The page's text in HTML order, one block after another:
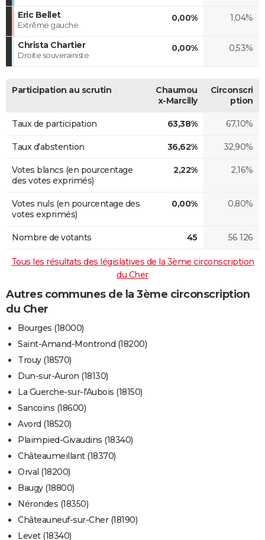
Eric Bellet
Extrême gauche
0,00% 1,04%
Christa Chartier
Droite souverainiste
0,00% 0,53%
Participation au scrutin
Chaumou
x-Marcilly
Circonscri
ption
Taux de participation 63,38% 67,10%
Taux d'abstention 36,62% 32,90%
Votes blancs (en pourcentage
des votes exprimés)
2,22% 2,16%
Votes nuls (en pourcentage des
votes exprimés)
0,00% 0,80%
Nombre de votants 45 56 126
Tous les résultats des législatives de la 3ème circonscription
du Cher
Autres communes de la 3ème circonscription
du Cher
Bourges (18000)
Saint-Amand-Montrond (18200)
Trouy (18570)
Dun-sur-Auron (18130)
La Guerche-sur-l'Aubois (18150)
Sancoins (18600)
Avord (18520)
Plaimpied-Givaudins (18340)
Châteaumeillant (18370)
Orval (18200)
Baugy (18800)
Nérondes (18350)
Châteauneuf-sur-Cher (18190)
Levet (18340)